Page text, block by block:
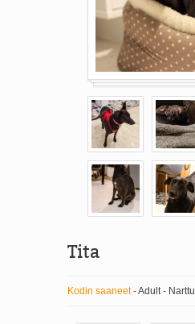
Tita
Kodin saaneet- Adult - Narttu